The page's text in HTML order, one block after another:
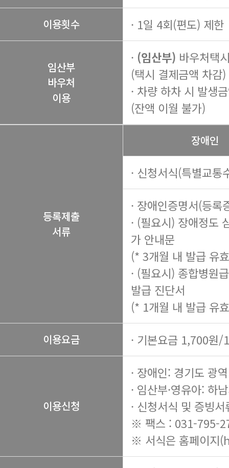
이용횟수 · 1일 4회(편도) 제한
임산부
바우처
이용
· (임산부) 바우처택
(택시 결제금액 차감)
· 차량 하차 시 발생
(잔액 이월 불가)
등록제출
서류
장애인
· 신청서식(특별교
· 장애인증명서(등록
· (필요시) 장애정도
가 안내문
(* 3개월 내 발급 유
· (필요시) 종합병원
발급 진단서
(* 1개월 내 발급 유
이용요금 · 기본요금 1,700원
이용신청
· 장애인: 경기도 광
· 임산부·영유아:
· 신청서식 및 증빙
※ 팩스 : 031-795-
※ 서식은 홈페이지(